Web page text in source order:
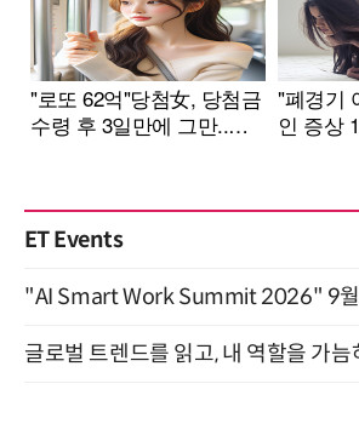
ET Events
"AI Smart Work Summit 2026" 9월